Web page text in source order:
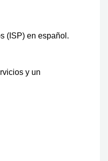
(ISP) en español.
y un